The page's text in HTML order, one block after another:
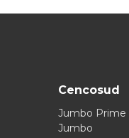
Cencosud
Jumbo Prime
Jumbo